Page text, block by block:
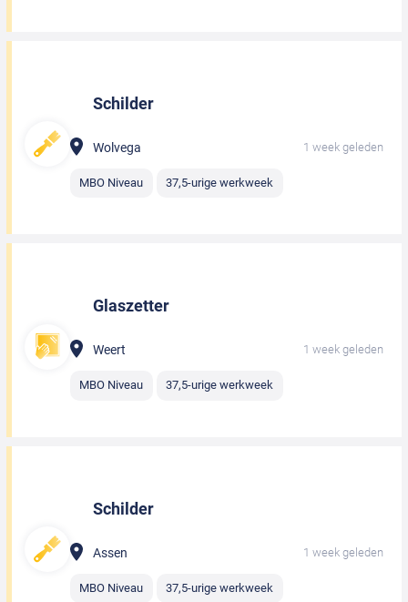
Schilder
Wolvega 1 week geleden
MBO Niveau 37,5-urige werkweek
Glaszetter
Weert 1 week geleden
MBO Niveau 37,5-urige werkweek
Schilder
Assen 1 week geleden
MBO Niveau 37,5-urige werkweek